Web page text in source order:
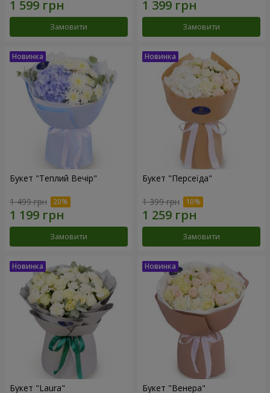
Замовити Замовити
Букет "Теплий Вечір"
1 499 грн
Замовити
Букет "Персеїда"
1 399 грн
Замовити
Букет "Laura" Букет "Венера"